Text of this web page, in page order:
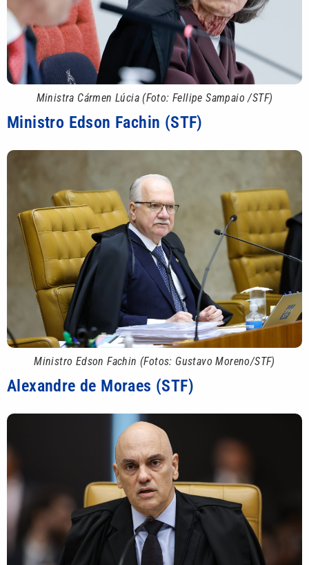
Ministra Cármen Lúcia (Foto: Fellipe Sampaio /STF)
Ministro Edson Fachin (STF)
Ministro Edson Fachin (Fotos: Gustavo Moreno/STF)
Alexandre de Moraes (STF)